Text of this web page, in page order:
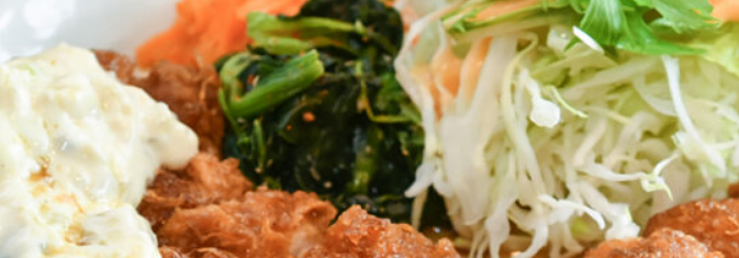
CULTURE
関西で開催。おすすめの展覧会
おすすめの映画